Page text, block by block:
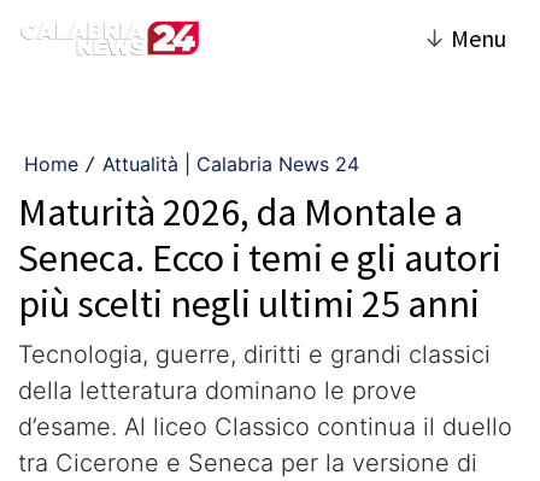
↓ Menu
Home / Attualità | Calabria News 24
Maturità 2026, da Montale a
Seneca. Ecco i temi e gli autori
più scelti negli ultimi 25 anni
Tecnologia, guerre, diritti e grandi classici
della letteratura dominano le prove
d’esame. Al liceo Classico continua il duello
tra Cicerone e Seneca per la versione di